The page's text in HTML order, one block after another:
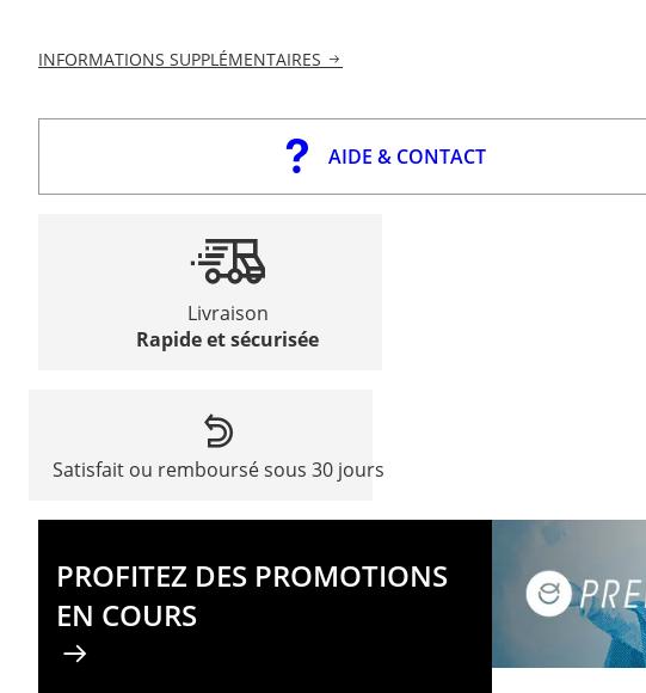
INFORMATIONS SUPPLÉMENTAIRES
AIDE & CONTACT
Livraison
Rapide et sécurisée
Satisfait ou remboursé sous 30 jours
PROFITEZ DES PROMOTIONS
EN COURS